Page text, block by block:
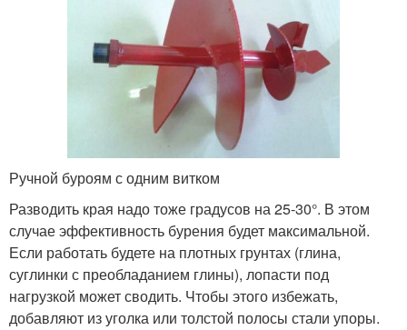
Ручной буроям с одним витком
Разводить края надо тоже градусов на 25-30°. В этом
случае эффективность бурения будет максимальной.
Если работать будете на плотных грунтах (глина,
суглинки с преобладанием глины), лопасти под
нагрузкой может сводить. Чтобы этого избежать,
добавляют из уголка или толстой полосы стали упоры.